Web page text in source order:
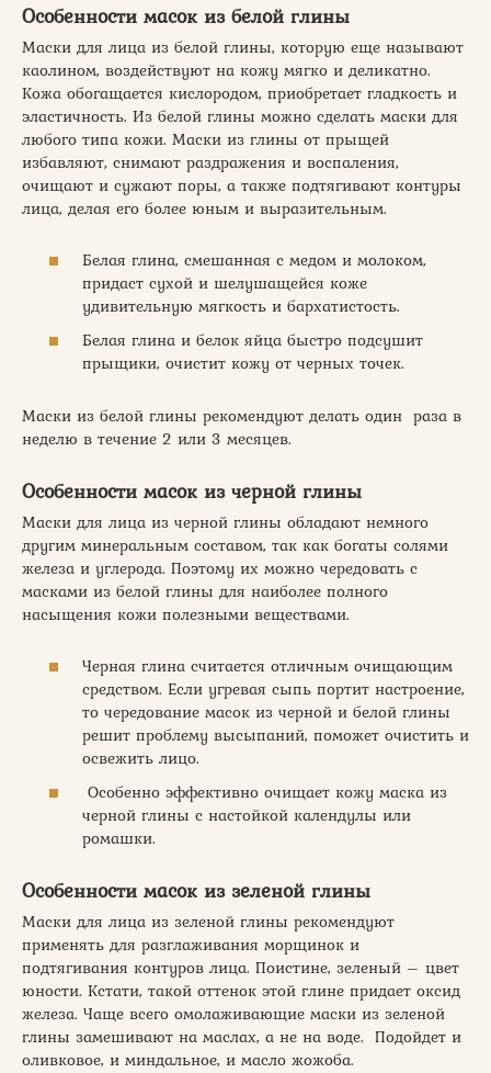
Особенности масок из белой глины
Маски для лица из белой глины, которую еще называют
каолином, воздействуют на кожу мягко и деликатно.
Кожа обогащается кислородом, приобретает гладкость и
эластичность. Из белой глины можно сделать маски для
любого типа кожи. Маски из глины от прыщей
избавляют, снимают раздражения и воспаления,
очищают и сужают поры, а также подтягивают контуры
лица, делая его более юным и выразительным.
Белая глина, смешанная с медом и молоком,
придаст сухой и шелушащейся коже
удивительную мягкость и бархатистость.
Белая глина и белок яйца быстро подсушит
прыщики, очистит кожу от черных точек.
Маски из белой глины рекомендуют делать один раза в
неделю в течение 2 или 3 месяцев.
Особенности масок из черной глины
Маски для лица из черной глины обладают немного
другим минеральным составом, так как богаты солями
железа и углерода. Поэтому их можно чередовать с
масками из белой глины для наиболее полного
насыщения кожи полезными веществами.
Черная глина считается отличным очищающим
средством. Если угревая сыпь портит настроение,
то чередование масок из черной и белой глины
решит проблему высыпаний, поможет очистить и
освежить лицо.
Особенно эффективно очищает кожу маска из
черной глины с настойкой календулы или
ромашки.
Особенности масок из зеленой глины
Маски для лица из зеленой глины рекомендуют
применять для разглаживания морщинок и
подтягивания контуров лица. Поистине, зеленый – цвет
юности. Кстати, такой оттенок этой глине придает оксид
железа. Чаще всего омолаживающие маски из зеленой
глины замешивают на маслах, а не на воде. Подойдет и
оливковое, и миндальное, и масло жожоба.